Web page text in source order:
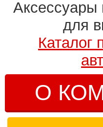
Аксессуары
для
Каталог
О